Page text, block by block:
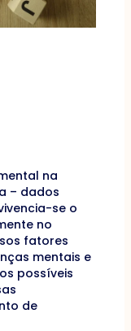
na
– dados
se o
no
fatores
mentais e
possíveis
de